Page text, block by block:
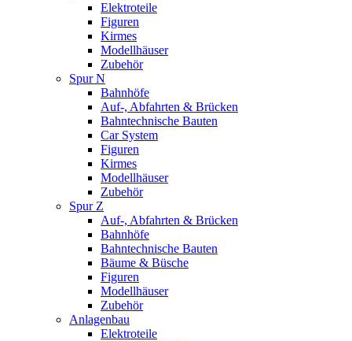
Elektroteile
Figuren
Kirmes
Modellhäuser
Zubehör
Spur N
Bahnhöfe
Auf-, Abfahrten & Brücken
Bahntechnische Bauten
Car System
Figuren
Kirmes
Modellhäuser
Zubehör
Spur Z
Auf-, Abfahrten & Brücken
Bahnhöfe
Bahntechnische Bauten
Bäume & Büsche
Figuren
Modellhäuser
Zubehör
Anlagenbau
Elektroteile